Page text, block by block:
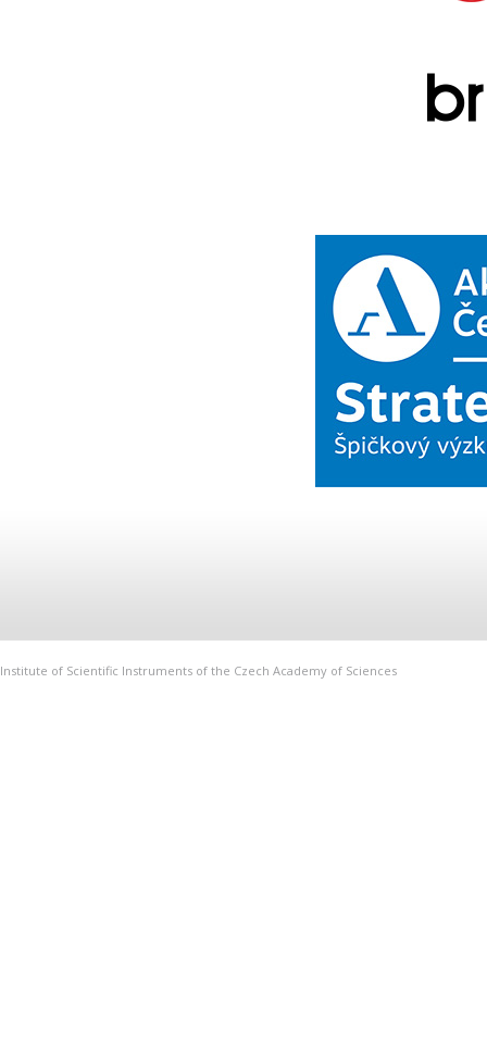
Institute of Scientific Instruments of the Czech Academy of Sciences